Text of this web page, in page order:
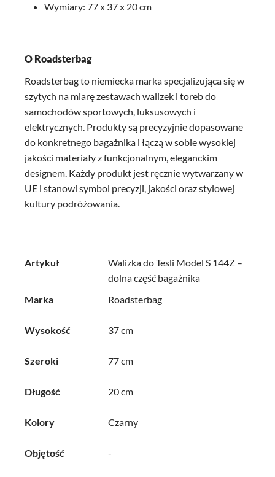
Wymiary: 77 x 37 x 20 cm
O Roadsterbag
Roadsterbag to niemiecka marka specjalizująca się w
szytych na miarę zestawach walizek i toreb do
samochodów sportowych, luksusowych i
elektrycznych. Produkty są precyzyjnie dopasowane
do konkretnego bagażnika i łączą w sobie wysokiej
jakości materiały z funkcjonalnym, eleganckim
designem. Każdy produkt jest ręcznie wytwarzany w
UE i stanowi symbol precyzji, jakości oraz stylowej
kultury podróżowania.
Artykuł
Walizka do Tesli Model S 144Z –
dolna część bagażnika
Marka
Roadsterbag
Wysokość 37 cm
Szeroki 77 cm
Długość 20 cm
Kolory Czarny
Objętość -